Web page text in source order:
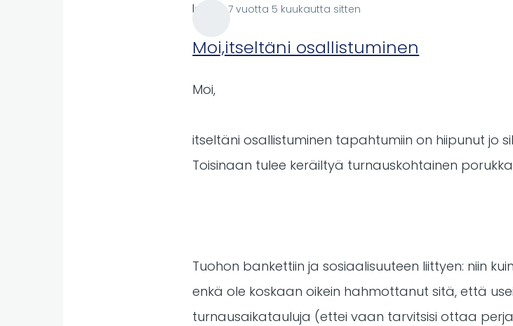
lare 7 vuotta 5 kuukautta sitten
Moi,itseltäni osallistuminen
Moi,
itseltäni osallistuminen tapahtumiin on hiipunut jo
Toisinaan tulee keräiltyä turnauskohtainen
Tuohon bankettiin ja sosiaalisuuteen liittyen: niin
enkä ole koskaan oikein hahmottanut sitä, että
turnausaikatauluja (ettei vaan tarvitsisi ottaa